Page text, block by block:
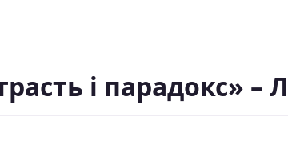
і парадокс» –